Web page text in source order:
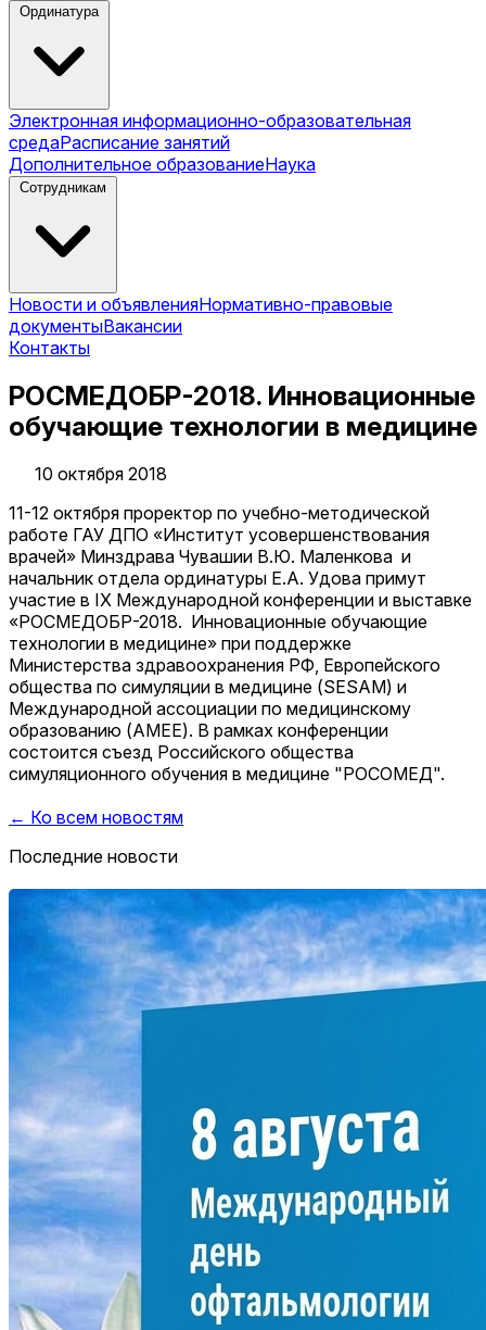
Ординатура
Электронная информационно-образовательная
средаРасписание занятий
Дополнительное образованиеНаука
Сотрудникам
Новости и объявленияНормативно-правовые
документыВакансии
Контакты
РОСМЕДОБР-2018. Инновационные
обучающие технологии в медицине
10 октября 2018
11-12 октября проректор по учебно-методической
работе ГАУ ДПО «Институт усовершенствования
врачей» Минздрава Чувашии В.Ю. Маленкова и
начальник отдела ординатуры Е.А. Удова примут
участие в IX Международной конференции и выставке
«РОСМЕДОБР-2018. Инновационные обучающие
технологии в медицине» при поддержке
Министерства здравоохранения РФ, Европейского
общества по симуляции в медицине (SESAM) и
Международной ассоциации по медицинскому
образованию (АМЕЕ). В рамках конференции
состоится съезд Российского общества
симуляционного обучения в медицине "РОСОМЕД".
← Ко всем новостям
Последние новости